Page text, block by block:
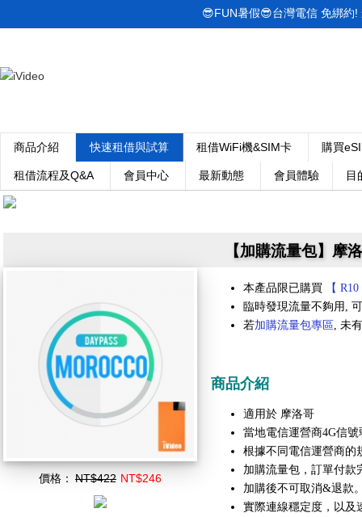
商品介紹 快速租借與試算 租借WiFi機&SIM卡 購買
租借流程及Q&A 會員中心 最新動態 會員體驗 目
😎FUN暑假😎台灣電信 免綁約
【加購流量包】摩
價格： NT$422 NT$246
本產品限已購買
【
臨時發現流量不夠用,
若加購流量包專區, 未
商品介紹
適用於 摩洛哥
當地電信運營商4G信
根據不同電信運營商的
加購流量包，訂單付款
加購後不可取消&退款
實際連線穩定度，以及